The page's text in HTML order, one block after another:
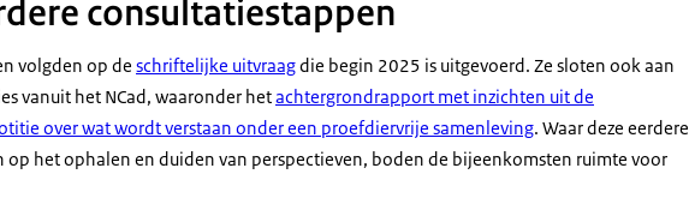
consultatiestappen
volgden op de schriftelijke uitvraagdie begin 2025 is uitgevoerd. Ze sloten ook aan
vanuit het NCad, waaronder hetachtergrondrapport met inzichten uit de
over wat wordt verstaan onder een proefdiervrije samenleving. Waar deze eerdere
op het ophalen en duiden van perspectieven, boden de bijeenkomsten ruimte voor